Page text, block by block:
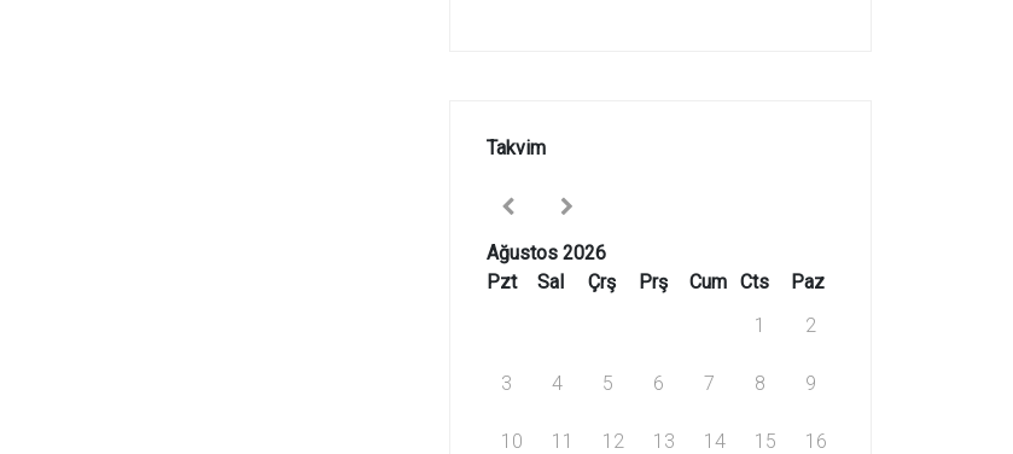
Takvim
Ağustos 2026
Pzt
Sal Çrş Prş Cum Cts
Paz
1
2
3 4 5 6 7 8 9
10 11 12 13 14 15 16